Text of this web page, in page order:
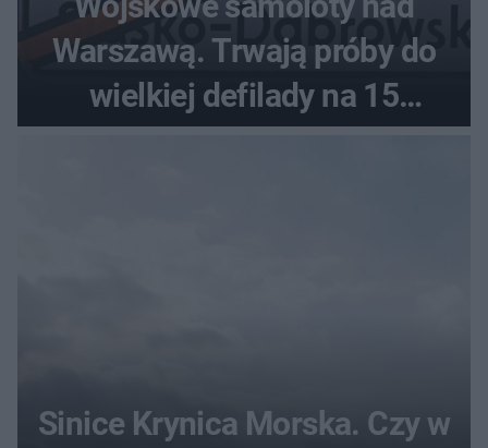
Warszawą. Trwają próby do
wielkiej defilady na 15
Sinice Krynica Morska. Czy w